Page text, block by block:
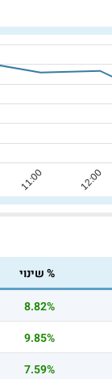
% שינוי
8.82%
9.85%
7.59%